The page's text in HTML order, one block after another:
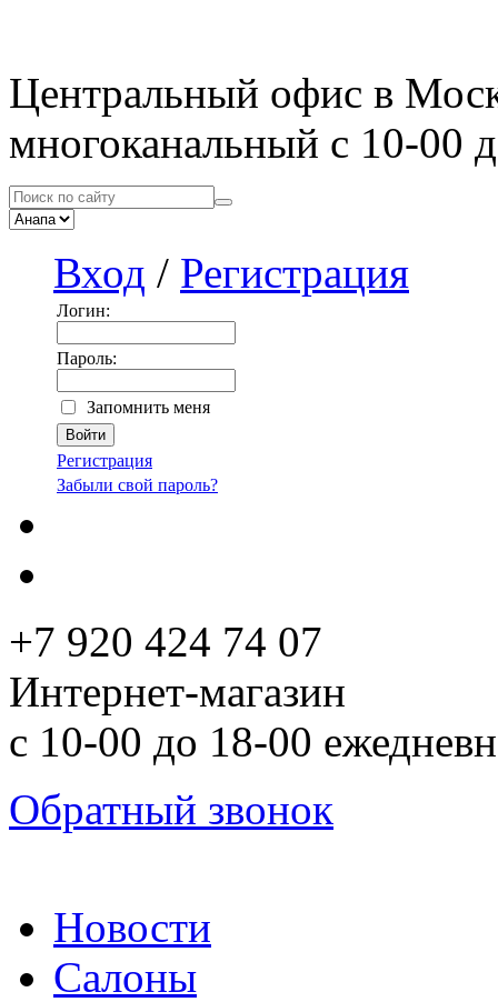
Центральный офис в
многоканальный с 10-00
Вход / Регистрация
Логин:
Пароль:
Запомнить меня
Регистрация
Забыли свой пароль?
+7 920 424 74 07
Интернет-магазин
с 10-00 до 18-00
Обратный звонок
Новости
Салоны